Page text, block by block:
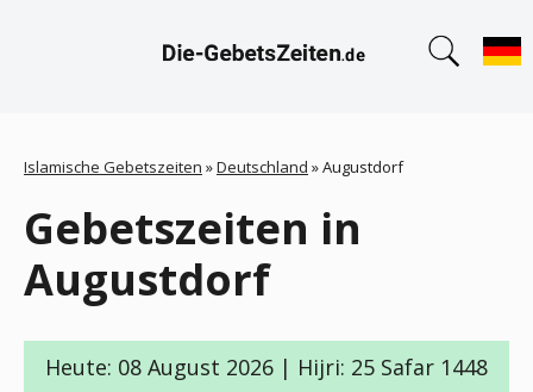
Islamische Gebetszeiten »Deutschland »Augustdorf
Gebetszeiten in
Augustdorf
Heute: 08 August 2026 | Hijri: 25 Safar 1448